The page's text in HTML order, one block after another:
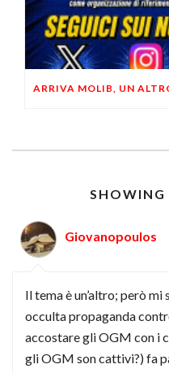
Giovanopoulos
Il tema è un’altro; però mi
occulta propaganda
accostare gli OGM con i
gli OGM son cattivi?) fa